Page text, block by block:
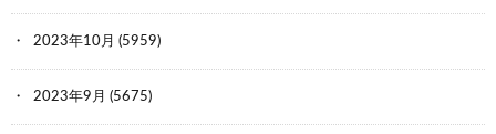
2023年10月 (5959)
2023年9月 (5675)